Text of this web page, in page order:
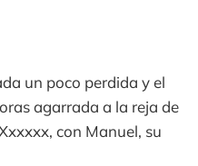
un poco perdida y el
agarrada a la reja de
con Manuel, su